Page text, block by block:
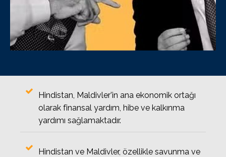
Hindistan, Maldivler’in ana ekonomik ortağı
olarak finansal yardım, hibe ve kalkınma
yardımı sağlamaktadır.
Hindistan ve Maldivler, özellikle savunma ve